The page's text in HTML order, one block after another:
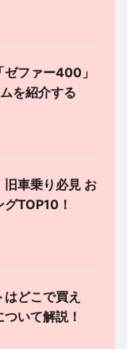
ファー400」
を紹介する
旧車乗り必見 お
TOP10！
はどこで買え
いて解説！